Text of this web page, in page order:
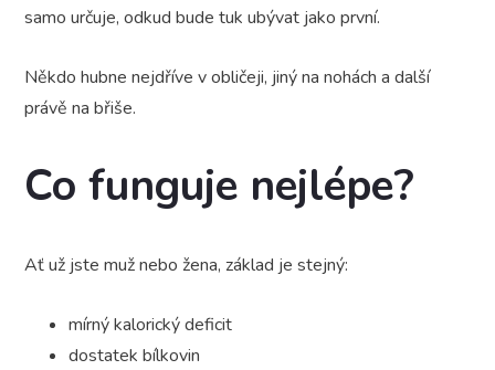
samo určuje, odkud bude tuk ubývat jako první.
Někdo hubne nejdříve v obličeji, jiný na nohách a další
právě na břiše.
Co funguje nejlépe?
Ať už jste muž nebo žena, základ je stejný:
mírný kalorický deficit
dostatek bílkovin